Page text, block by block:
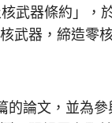
武器條約」，
武器，締造零
論文，並為參